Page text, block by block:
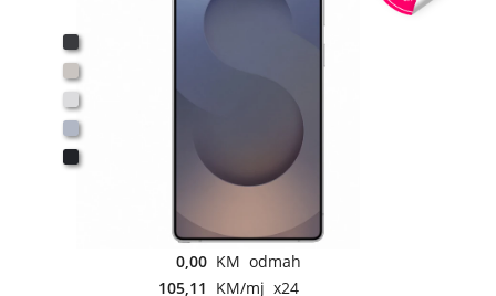
0,00 KM odmah
105,11 KM/mj x24